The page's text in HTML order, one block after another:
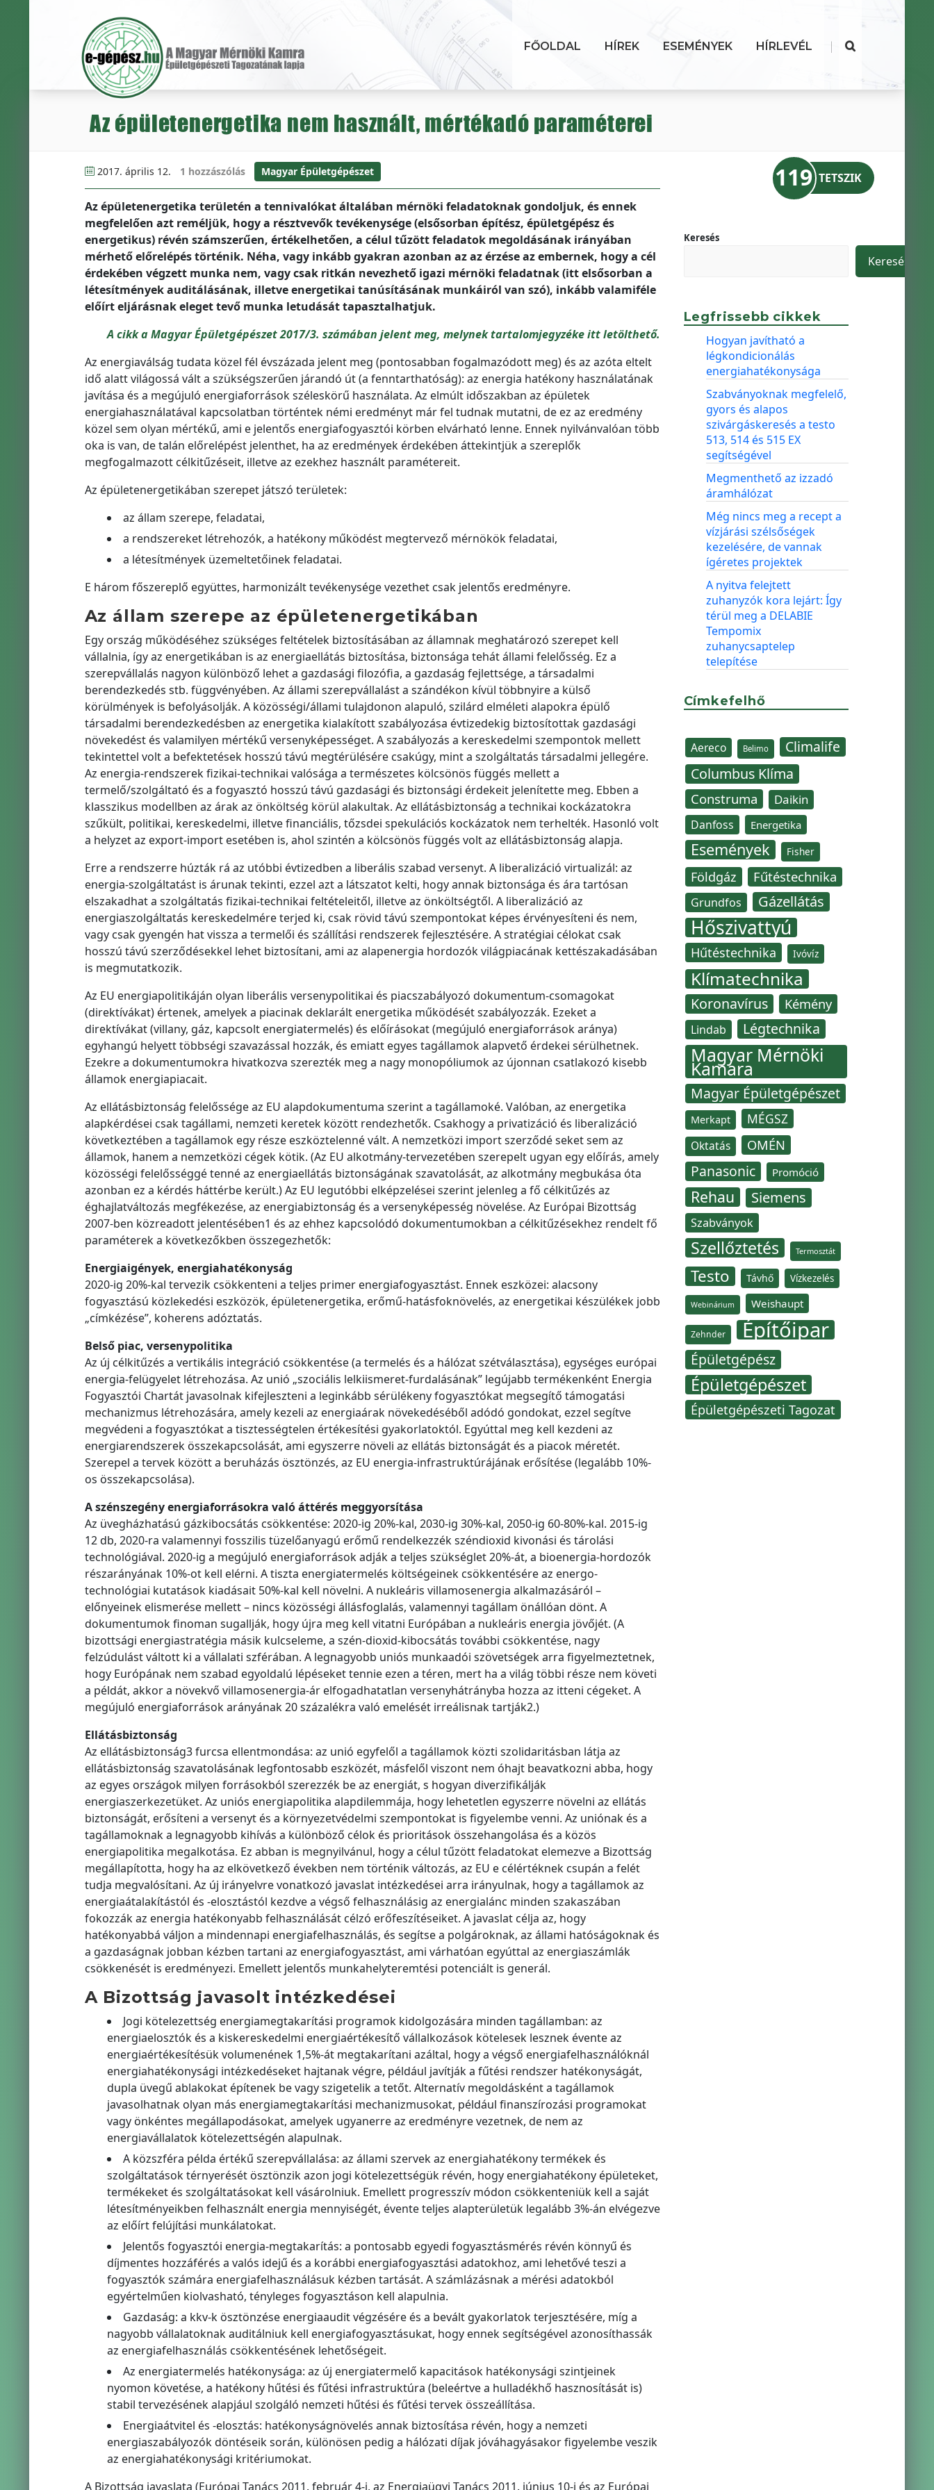
FŐOLDAL HÍREK ESEMÉNYEK HÍRLEVÉL |
Az épületenergetika nem használt, mértékadó paraméterei
2017. április 12. 1 hozzászólás Magyar Épületgépészet
Az épületenergetika területén a tennivalókat általában mérnöki feladatoknak gondoljuk, és ennek
megfelelően azt reméljük, hogy a résztvevők tevékenysége (elsősorban építész, épületgépész és
energetikus) révén számszerűen, értékelhetően, a célul tűzött feladatok megoldásának irányában
mérhető előrelépés történik. Néha, vagy inkább gyakran azonban az az érzése az embernek, hogy a cél
érdekében végzett munka nem, vagy csak ritkán nevezhető igazi mérnöki feladatnak (itt elsősorban a
létesítmények auditálásának, illetve energetikai tanúsításának munkáiról van szó), inkább valamiféle
előírt eljárásnak eleget tevő munka letudását tapasztalhatjuk.
A cikk a Magyar Épületgépészet 2017/3. számában jelent meg, melynek tartalomjegyzéke itt letölthető.
Az energiaválság tudata közel fél évszázada jelent meg (pontosabban fogalmazódott meg) és az azóta eltelt
idő alatt világossá vált a szükségszerűen járandó út (a fenntarthatóság): az energia hatékony használatának
javítása és a megújuló energiaforrások széleskörű használata. Az elmúlt időszakban az épületek
energiahasználatával kapcsolatban történtek némi eredményt már fel tudnak mutatni, de ez az eredmény
közel sem olyan mértékű, ami e jelentős energiafogyasztói körben elvárható lenne. Ennek nyilvánvalóan több
oka is van, de talán előrelépést jelenthet, ha az eredmények érdekében áttekintjük a szereplők
megfogalmazott célkitűzéseit, illetve az ezekhez használt paramétereit.
Az épületenergetikában szerepet játszó területek:
az állam szerepe, feladatai,
a rendszereket létrehozók, a hatékony működést megtervező mérnökök feladatai,
a létesítmények üzemeltetőinek feladatai.
E három főszereplő együttes, harmonizált tevékenysége vezethet csak jelentős eredményre.
Az állam szerepe az épületenergetikában
Egy ország működéséhez szükséges feltételek biztosításában az államnak meghatározó szerepet kell
vállalnia, így az energetikában is az energiaellátás biztosítása, biztonsága tehát állami felelősség. Ez a
szerepvállalás nagyon különböző lehet a gazdasági filozófia, a gazdaság fejlettsége, a társadalmi
berendezkedés stb. függvényében. Az állami szerepvállalást a szándékon kívül többnyire a külső
körülmények is befolyásolják. A közösségi/állami tulajdonon alapuló, szilárd elméleti alapokra épülő
társadalmi berendezkedésben az energetika kialakított szabályozása évtizedekig biztosítottak gazdasági
növekedést és valamilyen mértékű versenyképességet. A szabályozás a kereskedelmi szempontok mellett
tekintettel volt a befektetések hosszú távú megtérülésére csakúgy, mint a szolgáltatás társadalmi jellegére.
Az energia-rendszerek fizikai-technikai valósága a természetes kölcsönös függés mellett a
termelő/szolgáltató és a fogyasztó hosszú távú gazdasági és biztonsági érdekeit jelenítette meg. Ebben a
klasszikus modellben az árak az önköltség körül alakultak. Az ellátásbiztonság a technikai kockázatokra
szűkült, politikai, kereskedelmi, illetve financiális, tőzsdei spekulációs kockázatok nem terhelték. Hasonló volt
a helyzet az export-import esetében is, ahol szintén a kölcsönös függés volt az ellátásbiztonság alapja.
Erre a rendszerre húzták rá az utóbbi évtizedben a liberális szabad versenyt. A liberalizáció virtualizál: az
energia-szolgáltatást is árunak tekinti, ezzel azt a látszatot kelti, hogy annak biztonsága és ára tartósan
elszakadhat a szolgáltatás fizikai-technikai feltételeitől, illetve az önköltségtől. A liberalizáció az
energiaszolgáltatás kereskedelmére terjed ki, csak rövid távú szempontokat képes érvényesíteni és nem,
vagy csak gyengén hat vissza a termelői és szállítási rendszerek fejlesztésére. A stratégiai célokat csak
hosszú távú szerződésekkel lehet biztosítani, ami az alapenergia hordozók világpiacának kettészakadásában
is megmutatkozik.
Az EU energiapolitikáján olyan liberális versenypolitikai és piacszabályozó dokumentum-csomagokat
(direktívákat) értenek, amelyek a piacinak deklarált energetika működését szabályozzák. Ezeket a
direktívákat (villany, gáz, kapcsolt energiatermelés) és előírásokat (megújuló energiaforrások aránya)
egyhangú helyett többségi szavazással hozzák, és emiatt egyes tagállamok alapvető érdekei sérülhetnek.
Ezekre a dokumentumokra hivatkozva szerezték meg a nagy monopóliumok az újonnan csatlakozó kisebb
államok energiapiacait.
Az ellátásbiztonság felelőssége az EU alapdokumentuma szerint a tagállamoké. Valóban, az energetika
alapkérdései csak tagállami, nemzeti keretek között rendezhetők. Csakhogy a privatizáció és liberalizáció
következtében a tagállamok egy része eszköztelenné vált. A nemzetközi import szerződé seket sem az
államok, hanem a nemzetközi cégek kötik. (Az EU alkotmány-tervezetében szerepelt ugyan egy előírás, amely
közösségi felelősséggé tenné az energiaellátás biztonságának szavatolását, az alkotmány megbukása óta
azonban ez a kérdés háttérbe került.) Az EU legutóbbi elképzelései szerint jelenleg a fő célkitűzés az
éghajlatváltozás megfékezése, az energiabiztonság és a versenyképesség növelése. Az Európai Bizottság
2007-ben közreadott jelentésében1 és az ehhez kapcsolódó dokumentumokban a célkitűzésekhez rendelt fő
paraméterek a következőkben összegezhetők:
Energiaigények, energiahatékonyság
2020-ig 20%-kal tervezik csökkenteni a teljes primer energiafogyasztást. Ennek eszközei: alacsony
fogyasztású közlekedési eszközök, épületenergetika, erőmű-hatásfoknövelés, az energetikai készülékek jobb
„címkézése”, koherens adóztatás.
Belső piac, versenypolitika
Az új célkitűzés a vertikális integráció csökkentése (a termelés és a hálózat szétválasztása), egységes európai
energia-felügyelet létrehozása. Az unió „szociális lelkiismeret-furdalásának” legújabb termékenként Energia
Fogyasztói Chartát javasolnak kifejleszteni a leginkább sérülékeny fogyasztókat megsegítő támogatási
mechanizmus létrehozására, amely kezeli az energiaárak növekedéséből adódó gondokat, ezzel segítve
megvédeni a fogyasztókat a tisztességtelen értékesítési gyakorlatoktól. Egyúttal meg kell kezdeni az
energiarendszerek összekapcsolását, ami egyszerre növeli az ellátás biztonságát és a piacok méretét.
Szerepel a tervek között a beruházás ösztönzés, az EU energia-infrastruktúrájának erősítése (legalább 10%-
os összekapcsolása).
A szénszegény energiaforrásokra való áttérés meggyorsítása
Az üvegházhatású gázkibocsátás csökkentése: 2020-ig 20%-kal, 2030-ig 30%-kal, 2050-ig 60-80%-kal. 2015-ig
12 db, 2020-ra valamennyi fosszilis tüzelőanyagú erőmű rendelkezzék széndioxid kivonási és tárolási
technológiával. 2020-ig a megújuló energiaforrások adják a teljes szükséglet 20%-át, a bioenergia-hordozók
részarányának 10%-ot kell elérni. A tiszta energiatermelés költségeinek csökkentésére az energo-
technológiai kutatások kiadásait 50%-kal kell növelni. A nukleáris villamosenergia alkalmazásáról –
előnyeinek elismerése mellett – nincs közösségi állásfoglalás, valamennyi tagállam önállóan dönt. A
dokumentumok finoman sugallják, hogy újra meg kell vitatni Európában a nukleáris energia jövőjét. (A
bizottsági energiastratégia másik kulcseleme, a szén-dioxid-kibocsátás további csökkentése, nagy
felzúdulást váltott ki a vállalati szférában. A legnagyobb uniós munkaadói szövetségek arra figyelmeztetnek,
hogy Európának nem szabad egyoldalú lépéseket tennie ezen a téren, mert ha a világ többi része nem követi
a példát, akkor a növekvő villamosenergia-ár elfogadhatatlan versenyhátrányba hozza az itteni cégeket. A
megújuló energiaforrások arányának 20 százalékra való emelését irreálisnak tartják2.)
Ellátásbiztonság
Az ellátásbiztonság3 furcsa ellentmondása: az unió egyfelől a tagállamok közti szolidaritásban látja az
ellátásbiztonság szavatolásának legfontosabb eszközét, másfelől viszont nem óhajt beavatkozni abba, hogy
az egyes országok milyen forrásokból szerezzék be az energiát, s hogyan diverzifikálják
energiaszerkezetüket. Az uniós energiapolitika alapdilemmája, hogy lehetetlen egyszerre növelni az ellátás
biztonságát, erősíteni a versenyt és a környezetvédelmi szempontokat is figyelembe venni. Az uniónak és a
tagállamoknak a legnagyobb kihívás a különböző célok és prioritások összehangolása és a közös
energiapolitika megalkotása. Ez abban is megnyilvánul, hogy a célul tűzött feladatokat elemezve a Bizottság
megállapította, hogy ha az elkövetkező években nem történik változás, az EU e célértéknek csupán a felét
tudja megvalósítani. Az új irányelvre vonatkozó javaslat intézkedései arra irányulnak, hogy a tagállamok az
energiaátalakítástól és -elosztástól kezdve a végső felhasználásig az energialánc minden szakaszában
fokozzák az energia hatékonyabb felhasználását célzó erőfeszítéseiket. A javaslat célja az, hogy
hatékonyabbá váljon a mindennapi energiafelhasználás, és segítse a polgároknak, az állami hatóságoknak és
a gazdaságnak jobban kézben tartani az energiafogyasztást, ami várhatóan egyúttal az energiaszámlák
csökkenését is eredményezi. Emellett jelentős munkahelyteremtési potenciált is generál.
A Bizottság javasolt intézkedései
Jogi kötelezettség energiamegtakarítási programok kidolgozására minden tagállamban: az
energiaelosztók és a kiskereskedelmi energiaértékesítő vállalkozások kötelesek lesznek évente az
energiaértékesítésük volumenének 1,5%-át megtakarítani azáltal, hogy a végső energiafelhasználóknál
energiahatékonysági intézkedéseket hajtanak végre, például javítják a fűtési rendszer hatékonyságát,
dupla üvegű ablakokat építenek be vagy szigetelik a tetőt. Alternatív megoldásként a tagállamok
javasolhatnak olyan más energiamegtakarítási mechanizmusokat, például finanszírozási programokat
vagy önkéntes megállapodásokat, amelyek ugyanerre az eredményre vezetnek, de nem az
energiavállalatok kötelezettségén alapulnak.
A közszféra példa értékű szerepvállalása: az állami szervek az energiahatékony termékek és
szolgáltatások térnyerését ösztönzik azon jogi kötelezettségük révén, hogy energiahatékony épületeket,
termékeket és szolgáltatásokat kell vásárolniuk. Emellett progresszív módon csökkenteniük kell a saját
létesítményeikben felhasznált energia mennyiségét, évente teljes alapterületük legalább 3%-án elvégezve
az előírt felújítási munkálatokat.
Jelentős fogyasztói energia-megtakarítás: a pontosabb egyedi fogyasztásmérés révén könnyű és
díjmentes hozzáférés a valós idejű és a korábbi energiafogyasztási adatokhoz, ami lehetővé teszi a
fogyasztók számára energiafelhasználásuk kézben tartását. A számlázásnak a mérési adatokból
egyértelműen kiolvasható, tényleges fogyasztáson kell alapulnia.
Gazdaság: a kkv-k ösztönzése energiaaudit végzésére és a bevált gyakorlatok terjesztésére, míg a
nagyobb vállalatoknak auditálniuk kell energiafogyasztásukat, hogy ennek segítségével azonosíthassák
az energiafelhasználás csökkentésének lehetőségeit.
Az energiatermelés hatékonysága: az új energiatermelő kapacitások hatékonysági szintjeinek
nyomon követése, a hatékony hűtési és fűtési infrastruktúra (beleértve a hulladékhő hasznosítását is)
stabil tervezésének alapjául szolgáló nemzeti hűtési és fűtési tervek összeállítása.
Energiaátvitel és -elosztás: hatékonyságnövelés annak biztosítása révén, hogy a nemzeti
energiaszabályozók döntéseik során, különösen pedig a hálózati díjak jóváhagyásakor figyelembe veszik
az energiahatékonysági kritériumokat.
A Bizottság javaslata (Európai Tanács 2011. február 4-i, az Energiaügyi Tanács 2011. június 10-i és az Európai
119 TETSZIK
Keresés
Keresés
Legfrissebb cikkek
Hogyan javítható a
légkondicionálás
energiahatékonysága
Szabványoknak megfelelő,
gyors és alapos
szivárgáskeresés a testo
513, 514 és 515 EX
segítségével
Megmenthető az izzadó
áramhálózat
Még nincs meg a recept a
vízjárási szélsőségek
kezelésére, de vannak
ígéretes projektek
A nyitva felejtett
zuhanyzók kora lejárt: Így
térül meg a DELABIE
Tempomix
zuhanycsaptelep
telepítése
Címkefelhő
Aereco Belimo
Climalife
Columbus Klíma
Construma Daikin
Danfoss Energetika
Események Fisher
Földgáz Fűtéstechnika
Grundfos Gázellátás
Hőszivattyú
Hűtéstechnika Ivóvíz
Klímatechnika
Koronavírus Kémény
Lindab Légtechnika
Magyar Mérnöki
Kamara
Magyar Épületgépészet
Merkapt MÉGSZ
Oktatás OMÉN
Panasonic Promóció
Rehau Siemens
Szabványok
Szellőztetés Termosztát
Testo Távhő Vízkezelés
Webinárium Weishaupt
Zehnder Építőipar
Épületgépész
Épületgépészet
Épületgépészeti Tagozat